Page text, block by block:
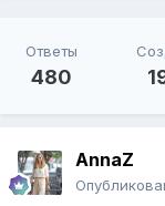
Ответы
480
AnnaZ